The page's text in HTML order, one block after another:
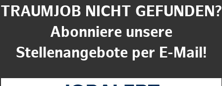
TRAUMJOB NICHT GEFUNDEN?
Abonniere unsere
Stellenangebote per E-Mail!